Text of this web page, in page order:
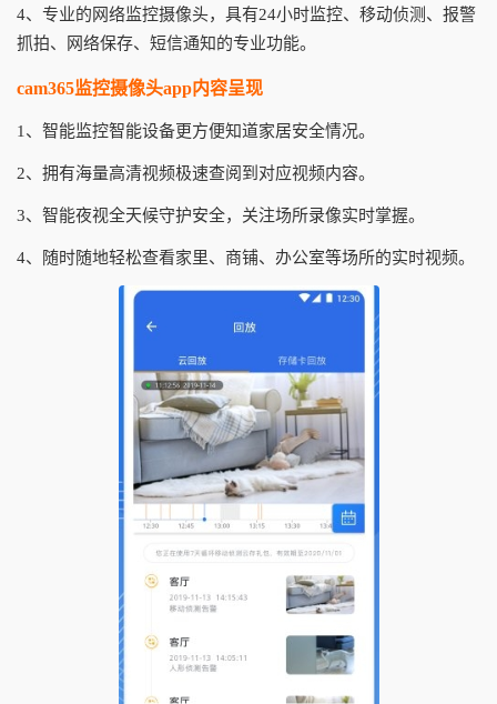
4、专业的网络监控摄像头，具有24小时监控、移动侦测、报警
抓拍、网络保存、短信通知的专业功能。
cam365监控摄像头app内容呈现
1、智能监控智能设备更方便知道家居安全情况。
2、拥有海量高清视频极速查阅到对应视频内容。
3、智能夜视全天候守护安全，关注场所录像实时掌握。
4、随时随地轻松查看家里、商铺、办公室等场所的实时视频。